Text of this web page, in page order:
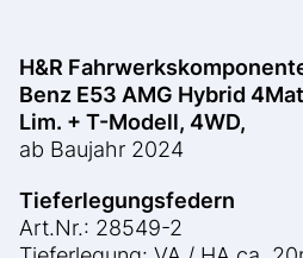
H&R
Benz E53 AMG Hybrid
Lim. + T-Modell, 4WD,
ab Baujahr 2024
Tieferlegungsfedern
Art.Nr.: 28549-2